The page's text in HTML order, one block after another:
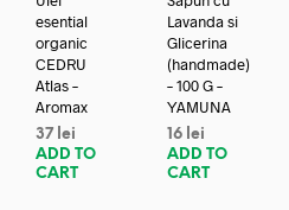
esential
organic
CEDRU
Atlas –
Aromax
37 lei
ADD TO
CART
Lavanda si
Glicerina
(handmade)
– 100 G –
YAMUNA
16 lei
ADD TO
CART